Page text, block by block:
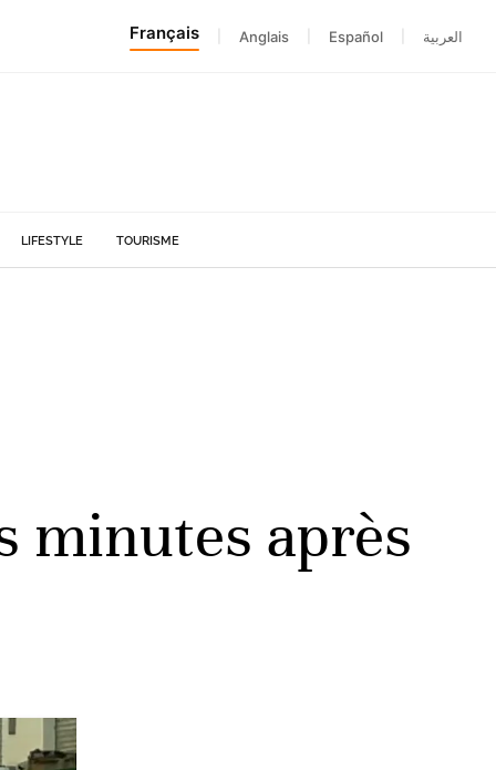
Français Anglais Español العربية
LIFESTYLE TOURISME
minutes après